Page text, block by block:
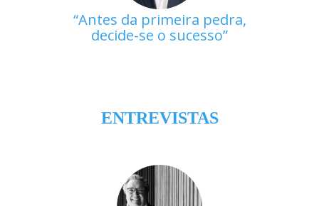
Antes da primeira pedra,
decide-se o sucesso
ENTREVISTAS